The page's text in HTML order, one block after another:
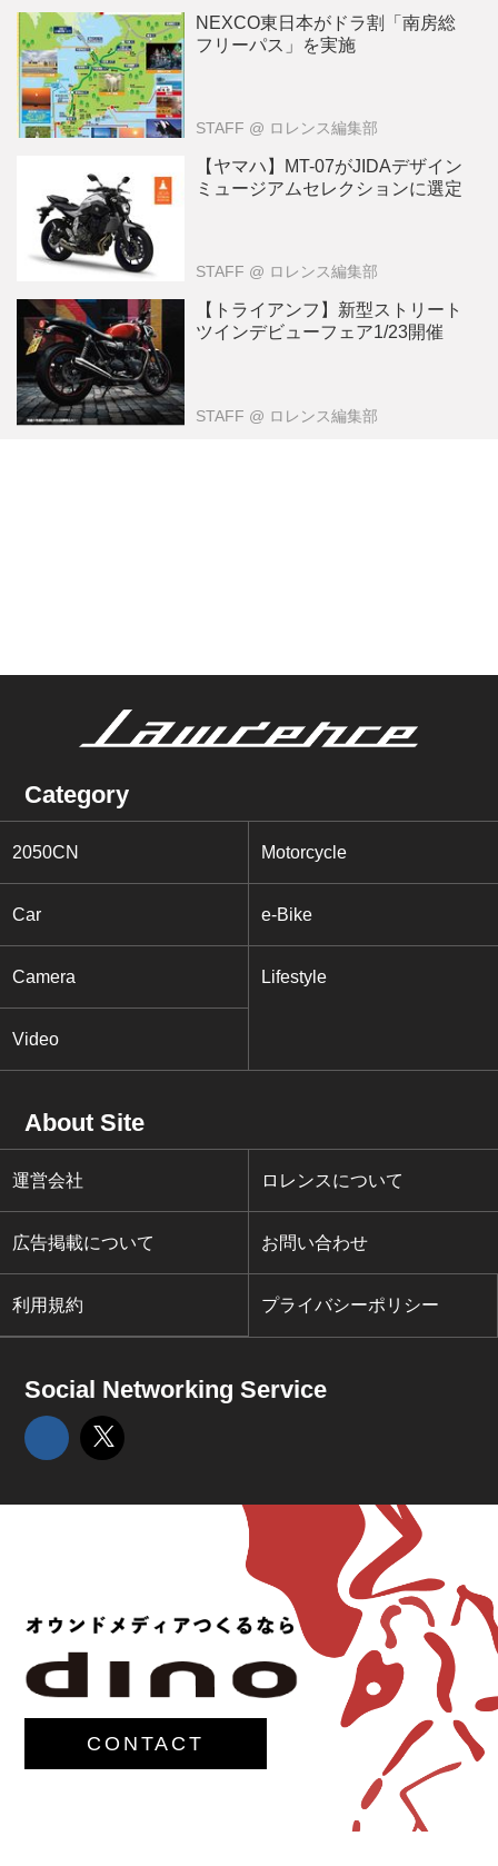
NEXCO東日本がドラ割「南房総
フリーパス」を実施
STAFF @ ロレンス編集部
【ヤマハ】MT-07がJIDAデザイン
ミュージアムセレクションに選定
STAFF @ ロレンス編集部
【トライアンフ】新型ストリート
ツインデビューフェア1/23開催
STAFF @ ロレンス編集部
Category
2050CN Motorcycle
Car e-Bike
Camera Lifestyle
Video
About Site
運営会社 ロレンスについて
広告掲載について お問い合わせ
利用規約 プライバシーポリシー
Social Networking Service
CONTACT